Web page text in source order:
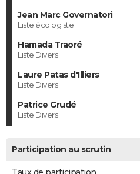
Jean Marc Governatori
Liste écologiste
Hamada Traoré
Liste Divers
Laure Patas d'Illiers
Liste Divers
Patrice Grudé
Liste Divers
Participation au scrutin